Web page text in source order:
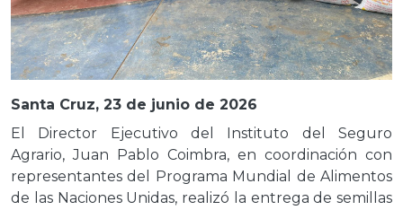
Santa Cruz, 23 de junio de 2026
El Director Ejecutivo del Instituto del Seguro
Agrario, Juan Pablo Coimbra, en coordinación con
representantes del Programa Mundial de Alimentos
de las Naciones Unidas, realizó la entrega de semillas